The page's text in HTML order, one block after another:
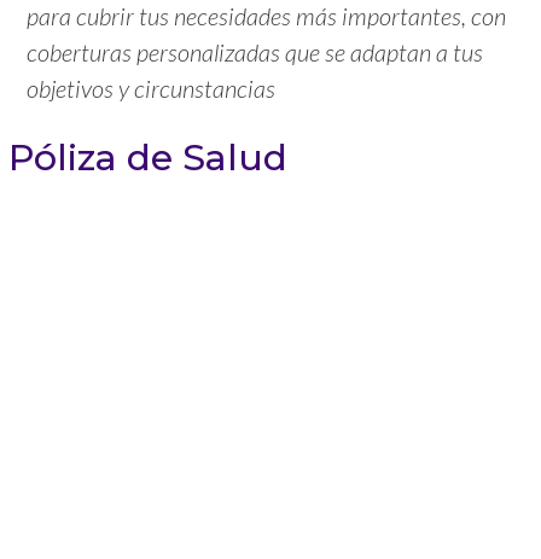
para cubrir tus necesidades más importantes, con
coberturas personalizadas que se adaptan a tus
objetivos y circunstancias
Póliza de Salud